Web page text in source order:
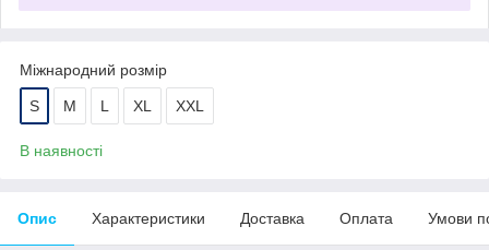
Міжнародний розмір
S M L XL XXL
В наявності
Опис Характеристики Доставка Оплата Умови